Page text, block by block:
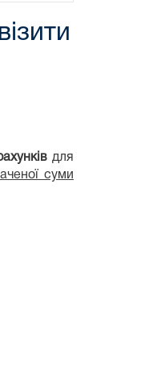
для
суми